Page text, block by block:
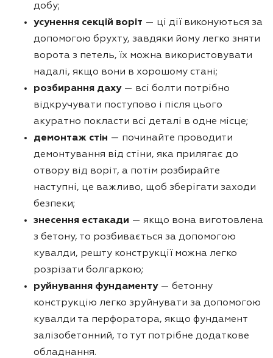
добу;
усунення секцій воріт — ці дії виконуються за
допомогою брухту, завдяки йому легко зняти
ворота з петель, їх можна використовувати
надалі, якщо вони в хорошому стані;
розбирання даху— всі болти потрібно
відкручувати поступово і після цього
акуратно покласти всі деталі в одне місце;
демонтаж стін — починайте проводити
демонтування від стіни, яка прилягає до
отвору від воріт, а потім розбирайте
наступні, це важливо, щоб зберігати заходи
безпеки;
знесення естакади — якщо вона виготовлена
з бетону, то розбивається за допомогою
кувалди, решту конструкції можна легко
розрізати болгаркою;
руйнування фундаменту— бетонну
конструкцію легко зруйнувати за допомогою
кувалди та перфоратора, якщо фундамент
залізобетонний, то тут потрібне додаткове
обладнання.